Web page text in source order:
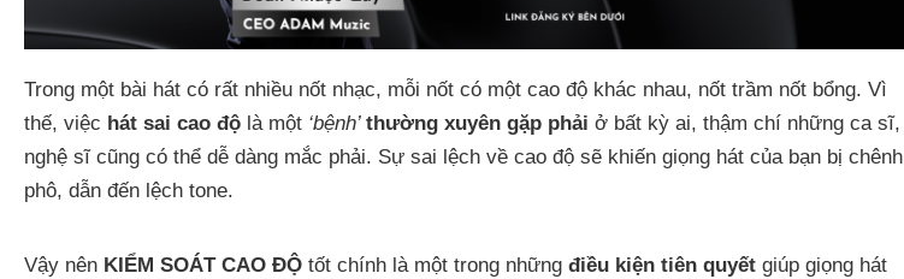
Trong một bài hát có rất nhiều nốt nhạc, mỗi nốt có một cao độ khác nhau, nốt trầm nốt bổng. Vì
thế, việc hát sai cao độ là một ‘bệnh’ thường xuyên gặp phải ở bất kỳ ai, thậm chí những ca sĩ,
nghệ sĩ cũng có thể dễ dàng mắc phải. Sự sai lệch về cao độ sẽ khiến giọng hát của bạn bị chênh
phô, dẫn đến lệch tone.
Vậy nên KIỂM SOÁT CAO ĐỘ tốt chính là một trong những điều kiện tiên quyết giúp giọng hát